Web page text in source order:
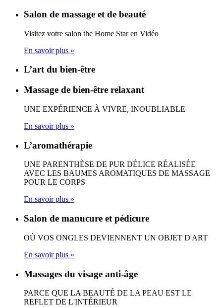
Salon de massage et de beauté
Visitez votre salon the Home Star en Vidéo
En savoir plus »
L’art du bien-être
Massage de bien-être relaxant
UNE EXPÉRIENCE À VIVRE, INOUBLIABLE
En savoir plus »
L’aromathérapie
UNE PARENTHÈSE DE PUR DÉLICE RÉALISÉE
AVEC LES BAUMES AROMATIQUES DE MASSAGE
POUR LE CORPS
En savoir plus »
Salon de manucure et pédicure
OÙ VOS ONGLES DEVIENNENT UN OBJET D'ART
En savoir plus »
Massages du visage anti-âge
PARCE QUE LA BEAUTÉ DE LA PEAU EST LE
REFLET DE L'INTÉRIEUR